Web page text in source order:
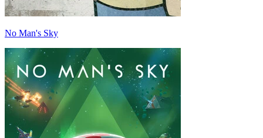
No Man's Sky